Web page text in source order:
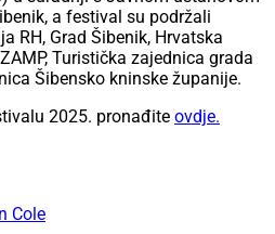
a festival su podržali
RH, Grad Šibenik, Hrvatska
Turistička zajednica grada
Šibensko kninske županije.
2025. pronađite ovdje.
Cole